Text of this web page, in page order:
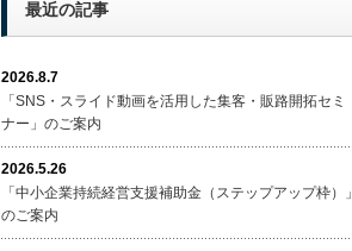
最近の記事
2026.8.7
「SNS・スライド動画を活用した集客・販路開拓セミ
ナー」のご案内
2026.5.26
「中小企業持続経営支援補助金（ステップアップ枠）」
のご案内